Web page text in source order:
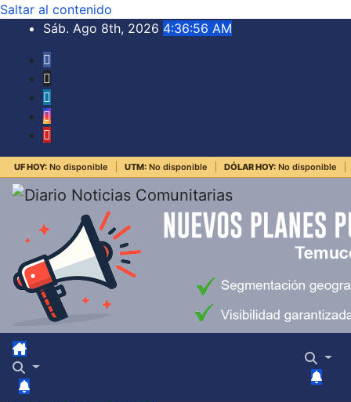
Saltar al contenido
Sáb. Ago 8th, 2026 4:36:56 AM
UF HOY: No disponible UTM: No disponible DÓLAR HOY: No disponible